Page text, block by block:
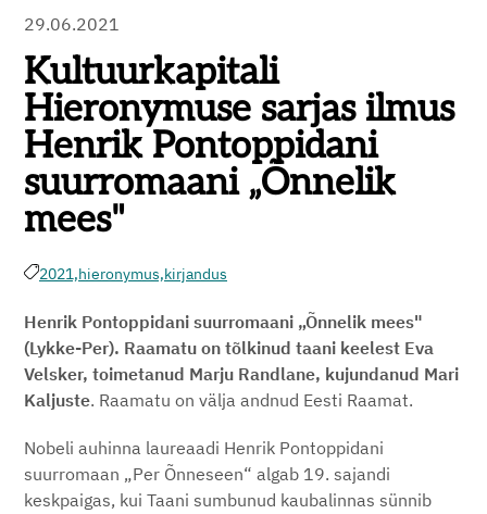
29.06.2021
Kultuurkapitali
Hieronymuse sarjas ilmus
Henrik Pontoppidani
suurromaani „Õnnelik
mees"
2021,hieronymus,kirjandus
Henrik Pontoppidani suurromaani „Õnnelik mees"
(Lykke-Per). Raamatu on tõlkinud taani keelest Eva
Velsker, toimetanud Marju Randlane, kujundanud Mari
Kaljuste. Raamatu on välja andnud Eesti Raamat.
Nobeli auhinna laureaadi Henrik Pontoppidani
suurromaan „Per Õnneseen“ algab 19. sajandi
keskpaigas, kui Taani sumbunud kaubalinnas sünnib